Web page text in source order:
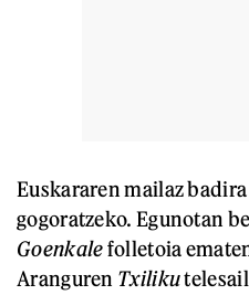
Euskararen mailaz
gogoratzeko. Egunotan
Goenkalefolletoia
Aranguren Txiliku